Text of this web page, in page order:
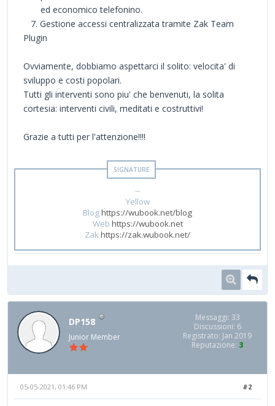
ed economico telefonino.
7. Gestione accessi centralizzata tramite Zak Team
Plugin
Ovviamente, dobbiamo aspettarci il solito: velocita' di
sviluppo e costi popolari.
Tutti gli interventi sono piu' che benvenuti, la solita
cortesia: interventi civili, meditati e costruttivi!
Grazie a tutti per l'attenzione!!!!
--
Yellow
Bloghttps://wubook.net/blog
Web https://wubook.net
Zakhttps://zak.wubook.net/
DP158
Junior Member
Messaggi: 33
Discussioni: 6
Registrato: Jan 2019
Reputazione: 3
#2
05-05-2021, 01:46 PM